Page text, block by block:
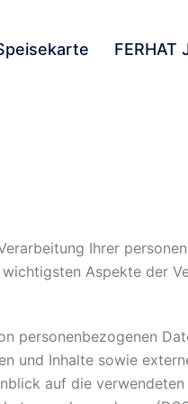
FERHAT
Ihrer
Aspekte der
personenbezogenen
und Inhalte sowie
auf die